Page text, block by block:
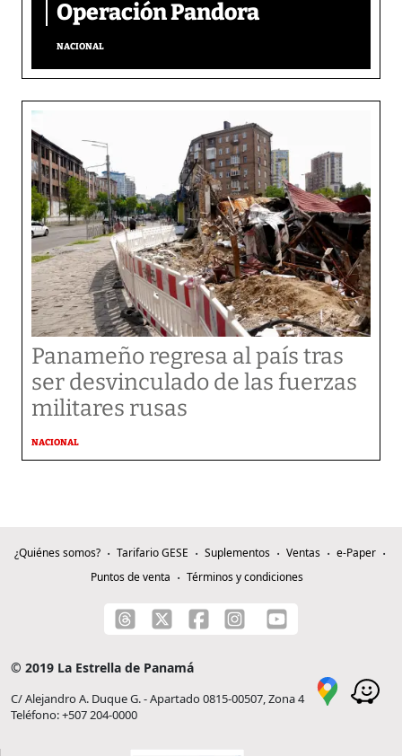
Operación Pandora
NACIONAL
Panameño regresa al país tras
ser desvinculado de las fuerzas
militares rusas
NACIONAL
¿Quiénes somos? Tarifario GESE Suplementos Ventas
e-Paper
Puntos de venta
Términos y condiciones
© 2019 La Estrella de Panamá
C/ Alejandro A. Duque G. - Apartado 0815-00507, Zona 4
Teléfono: +507 204-0000